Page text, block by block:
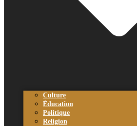
Culture
Éducation
Politique
Religion